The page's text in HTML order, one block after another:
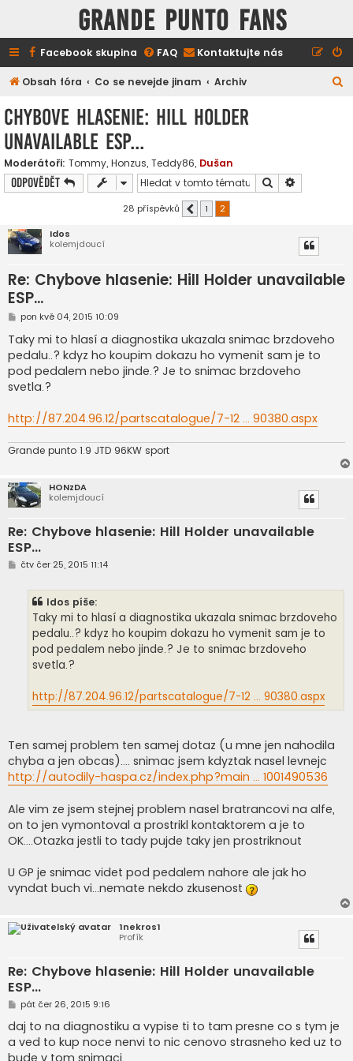
GRANDE PUNTO FANS
Facebook skupina FAQ Kontaktujte nás
Obsah fóra Co se nevejde jinam Archiv
Chybove hlasenie: Hill Holder
unavailable ESP...
Moderátoři: Tommy, Honzus, Teddy86, Dušan
Odpovědět Hledat
28 příspěvků Předchozí
1
2
Idos
kolemjdoucí
Re: Chybove hlasenie: Hill Holder unavailable
ESP...
P
í
s
p
ě
v
e
pon kvě 04, 2015 10:09
Taky mi to hlasí a diagnostika ukazala snimac brzdoveho
pedalu..? kdyz ho koupim dokazu ho vymenit sam je to
pod pedalem nebo jinde.? Je to snimac brzdoveho
svetla.?
http://87.204.96.12/partscatalogue/7-12 ... 90380.aspx
Grande punto 1.9 JTD 96KW sport
HONzDA
kolemjdoucí
Re: Chybove hlasenie: Hill Holder unavailable
ESP...
Pčtv čer 25, 2015 11:14
Idos píše:
Taky mi to hlasí a diagnostika ukazala snimac brzdoveho
pedalu..? kdyz ho koupim dokazu ho vymenit sam je to
pod pedalem nebo jinde.? Je to snimac brzdoveho
svetla.?
http://87.204.96.12/partscatalogue/7-12 ... 90380.aspx
Ten samej problem ten samej dotaz (u mne jen nahodila
chyba a jen obcas).... snimac jsem kdyztak nasel levnejc
http://autodily-haspa.cz/index.php?main ... 1001490536
Ale vim ze jsem stejnej problem nasel bratrancovi na alfe,
on to jen vymontoval a prostrikl kontaktorem a je to
OK....Otazka jestli to tady pujde taky jen prostriknout
U GP je snimac videt pod pedalem nahore ale jak ho
vyndat buch vi...nemate nekdo zkusenost
1nekros1
Profík
Re: Chybove hlasenie: Hill Holder unavailable
ESP...
P
í
s
p
ě
pát čer 26, 2015 9:16
daj to na diagnostiku a vypise ti to tam presne co s tym je
a ved to kup noce nenvi to nic cenovo strasneho ked uz to